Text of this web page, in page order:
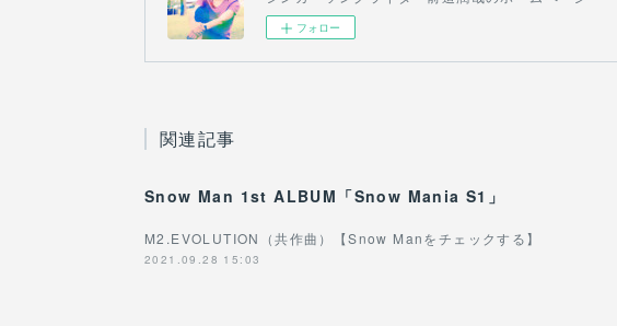
フォロー
関連記事
Snow Man 1st ALBUM「Snow Mania S1」
M2.EVOLUTION（共作曲）【Snow Manをチェックする】
2021.09.28 15:03